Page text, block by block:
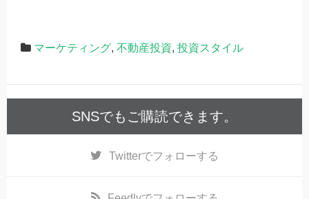
マーケティング, 不動産投資, 投資スタイル
SNSでもご購読できます。
Twitterでフォローする